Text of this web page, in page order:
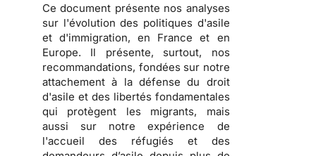
Ce document présente nos analyses
sur l'évolution des politiques d'asile
et d'immigration, en France et en
Europe. Il présente, surtout, nos
recommandations, fondées sur notre
attachement à la défense du droit
d'asile et des libertés fondamentales
qui protègent les migrants, mais
aussi sur notre expérience de
l'accueil des réfugiés et des